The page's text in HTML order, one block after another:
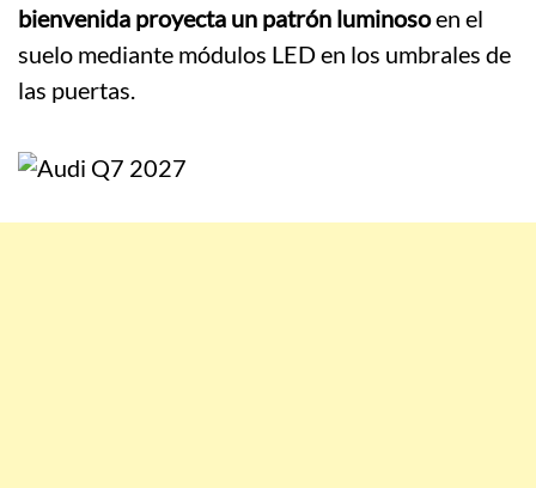
bienvenida proyecta un patrón luminosoen el
suelo mediante módulos LED en los umbrales de
las puertas.